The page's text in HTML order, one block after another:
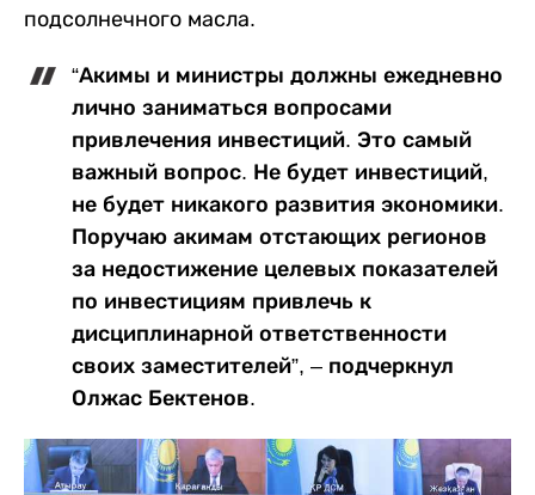
подсолнечного масла.
“Акимы и министры должны ежедневно
лично заниматься вопросами
привлечения инвестиций. Это самый
важный вопрос. Не будет инвестиций,
не будет никакого развития экономики.
Поручаю акимам отстающих регионов
за недостижение целевых показателей
по инвестициям привлечь к
дисциплинарной ответственности
своих заместителей”, – подчеркнул
Олжас Бектенов.